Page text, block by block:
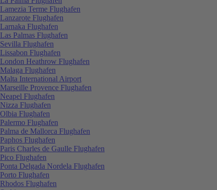
Lamezia Terme Flughafen
Lanzarote Flughafen
Larnaka Flughafen
Las Palmas Flughafen
Sevilla Flughafen
Lissabon Flughafen
London Heathrow Flughafen
Malaga Flughafen
Malta International Airport
Marseille Provence Flughafen
Neapel Flughafen
Nizza Flughafen
Olbia Flughafen
Palermo Flughafen
Palma de Mallorca Flughafen
Paphos Flughafen
Paris Charles de Gaulle Flughafen
Pico Flughafen
Ponta Delgada Nordela Flughafen
Porto Flughafen
Rhodos Flughafen